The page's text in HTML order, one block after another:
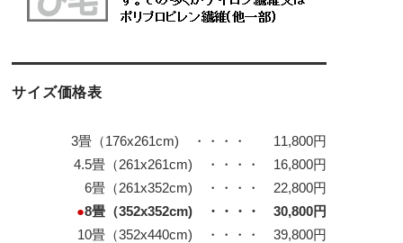
サイズ価格表
3畳（176x261cm) ・・・・ 11,800円
4.5畳（261x261cm) ・・・・ 16,800円
6畳（261x352cm) ・・・・ 22,800円
●8畳（352x352cm) ・・・・ 30,800円
10畳（352x440cm) ・・・・ 39,800円